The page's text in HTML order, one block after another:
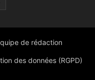
de rédaction
des données (RGPD)